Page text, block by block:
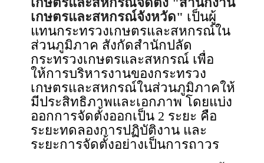
เกษตรและสหกรณ์จังหวัด" เป็นผู้
แทนกระทรวงเกษตรและสหกรณ์ใน
ส่วนภูมิภาค สังกัดสำนักปลัด
กระทรวงเกษตรและสหกรณ์ เพื่อ
ให้การบริหารงานของกระทรวง
เกษตรและสหกรณ์ในส่วนภูมิภาคให้
มีประสิทธิภาพและเอกภาพ โดยแบ่ง
ออกการจัดตั้งออกเป็น 2 ระยะ คือ
ระยะทดลองการปฏิบัติงาน และ
ระยะการจัดตั้งอย่างเป็นการถาวร